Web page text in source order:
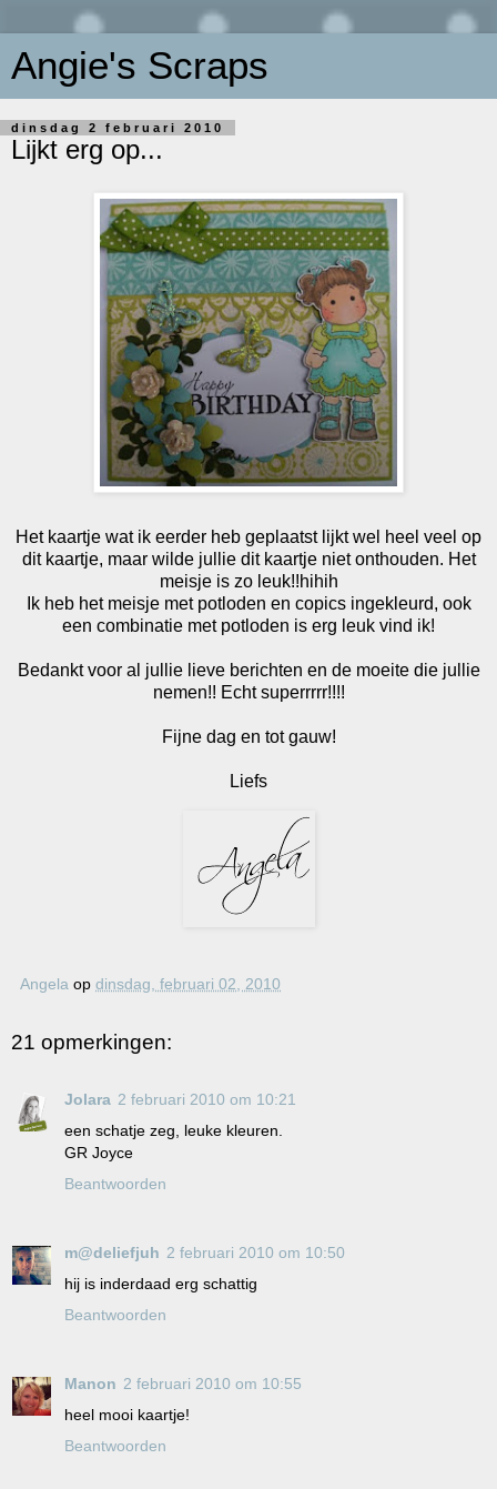
Angie's Scraps
dinsdag 2 februari 2010
Lijkt erg op...
Het kaartje wat ik eerder heb geplaatst lijkt wel heel veel op
dit kaartje, maar wilde jullie dit kaartje niet onthouden. Het
meisje is zo leuk!!hihih
Ik heb het meisje met potloden en copics ingekleurd, ook
een combinatie met potloden is erg leuk vind ik!
Bedankt voor al jullie lieve berichten en de moeite die jullie
nemen!! Echt superrrrr!!!!
Fijne dag en tot gauw!
Liefs
Angela op dinsdag, februari 02, 2010
21 opmerkingen:
Jolara 2 februari 2010 om 10:21
een schatje zeg, leuke kleuren.
GR Joyce
Beantwoorden
m@deliefjuh 2 februari 2010 om 10:50
hij is inderdaad erg schattig
Beantwoorden
Manon 2 februari 2010 om 10:55
heel mooi kaartje!
Beantwoorden